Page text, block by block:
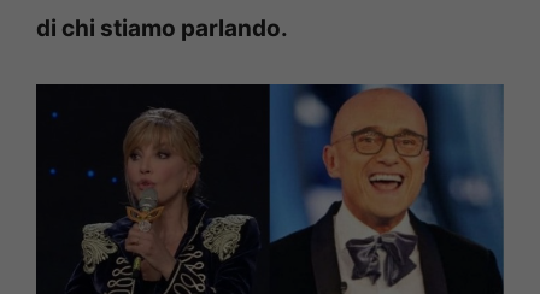
di chi stiamo parlando.